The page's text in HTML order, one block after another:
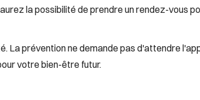
la possibilité de prendre un rendez-vous
La prévention ne demande pas d'attendre
votre bien-être futur.